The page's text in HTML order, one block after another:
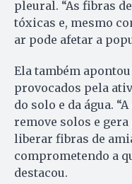
pleural. “As fibras
tóxicas e, mesmo
ar pode afetar a
Ela também
provocados pela
do solo e da água.
remove solos e
liberar fibras de
comprometendo a
destacou.